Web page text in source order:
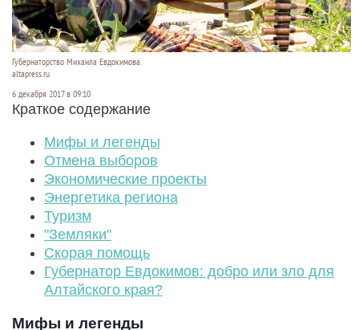
Губернаторство Михаила Евдокимова.
altapress.ru
6 декабря 2017 в 09:10
Краткое содержание
Мифы и легенды
Отмена выборов
Экономические проекты
Энергетика региона
Туризм
"Земляки"
Скорая помощь
Губернатор Евдокимов: добро или зло для
Алтайского края?
Мифы и легенды